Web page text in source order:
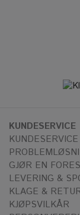
KUNDESERVICE
KUNDESERVICE
GJØR EN
LEVERING &
KLAGE &
KJØPSVILKÅR